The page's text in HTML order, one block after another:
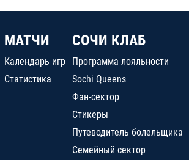
МАТЧИ
Календарь игр
Статистика
СОЧИ КЛАБ
Программа лояльности
Sochi Queens
Фан-сектор
Стикеры
Путеводитель болельщика
Семейный сектор